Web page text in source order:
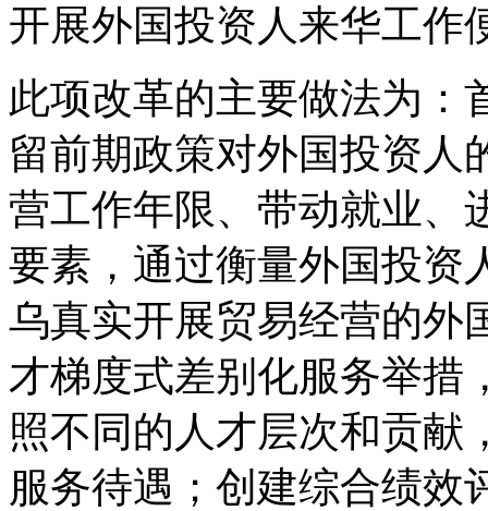
开展外国投资人来华工作
此项改革的主要做法为：
留前期政策对外国投资人
营工作年限、带动就业、
要素，通过衡量外国投资
乌真实开展贸易经营的外
才梯度式差别化服务举措
照不同的人才层次和贡献
服务待遇；创建综合绩效